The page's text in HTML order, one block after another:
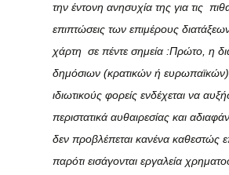
την έντονη ανησυχία της για τις
επιπτώσεις των επιμέρους
χάρτη σε πέντε σημεία :Πρώτο, η
δημόσιων (κρατικών ή
ιδιωτικούς φορείς ενδέχεται να
περιστατικά αυθαιρεσίας και
δεν προβλέπεται κανένα καθεστώς
παρότι εισάγονται εργαλεία